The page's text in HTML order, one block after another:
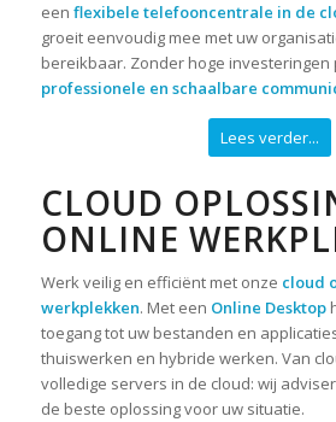
een flexibele telefooncentrale in de
groeit eenvoudig mee met uw
bereikbaar. Zonder hoge
professionele en schaalbare
Lees verder...
CLOUD
ONLINE
Werk veilig en efficiënt met onze cloud
werkplekken. Met een Online Desktop
toegang tot uw bestanden en
thuiswerken en hybride werken. Van
volledige servers in de cloud: wij
de beste oplossing voor uw situatie.